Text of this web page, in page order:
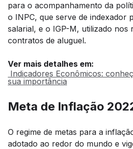
para o acompanhamento da
o INPC, que serve de indexador
salarial, e o IGP-M, utilizado nos
contratos de aluguel.
Ver mais detalhes em:
Indicadores Econômicos:
sua importância
Meta de Inflação
O regime de metas para a
adotado ao redor do mundo e